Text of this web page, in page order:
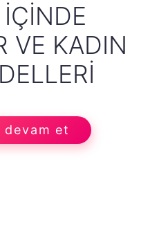
VE KADIN
devam et